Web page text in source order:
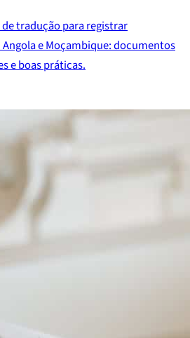
tradução para registrar
e Moçambique: documentos
e boas práticas.